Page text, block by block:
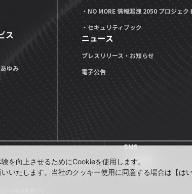
ス
ゆみ
・NO MORE 情報漏洩 2050 プロジェク
・セキュリティブック
ニュース
プレスリリース・お知らせ
電子公告
技術ブログ「MOTEX TECH BLOG」
SNS
は登録商標です。
を向上させるためにCookieを使用します。
いたします。当社のクッキー使用に同意する場合は【は